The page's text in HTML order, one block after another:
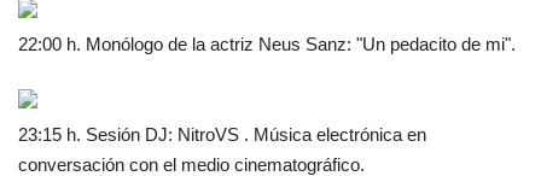
22:00 h. Monólogo de la actriz Neus Sanz: "Un pedacito de mi".
23:15 h. Sesión DJ: NitroVS . Música electrónica en
conversación con el medio cinematográfico.